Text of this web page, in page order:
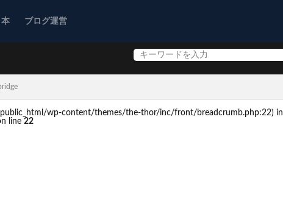
本 ブログ運営
wp-content/themes/the-thor/inc/front/breadcrumb.php:22) in
line 22